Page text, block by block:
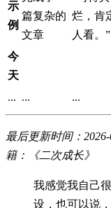
示
例
篇复杂的
文章
烂，肯
人看。”
今
天
... ... ...
最后更新时间：2026-
籍：《二次成长》
我感觉我自己
设，也可以说